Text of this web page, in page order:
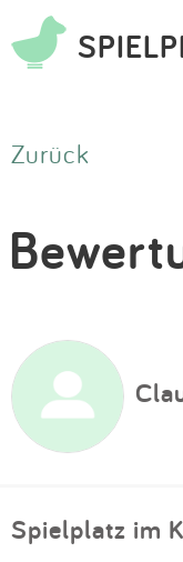
Zurück
Spielplatz im